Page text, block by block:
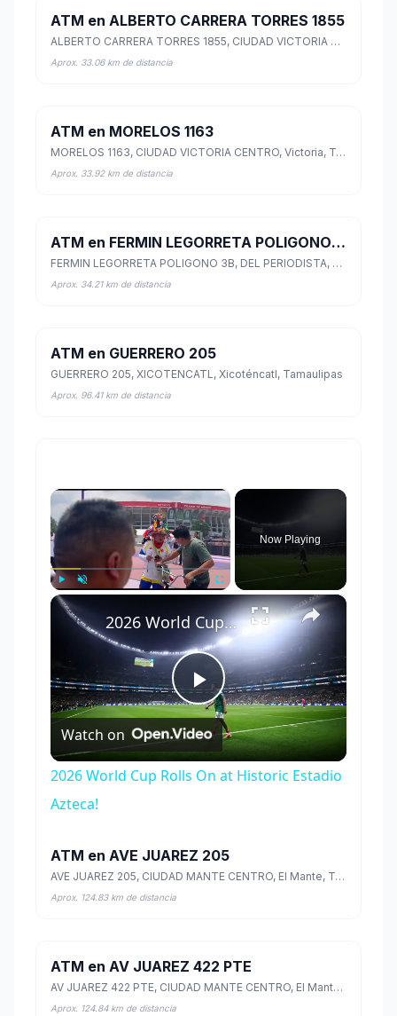
ATM en ALBERTO CARRERA TORRES 1855
ALBERTO CARRERA TORRES 1855, CIUDAD VICTORIA CENTRO, Victoria, Tamaulipas
Aprox. 33.06 km de distancia
ATM en MORELOS 1163
MORELOS 1163, CIUDAD VICTORIA CENTRO, Victoria, Tamaulipas
Aprox. 33.92 km de distancia
ATM en FERMIN LEGORRETA POLIGONO 3B
FERMIN LEGORRETA POLIGONO 3B, DEL PERIODISTA, Victoria, Tamaulipas
Aprox. 34.21 km de distancia
ATM en GUERRERO 205
GUERRERO 205, XICOTENCATL, Xicoténcatl, Tamaulipas
Aprox. 96.41 km de distancia
×
Play Fullscreen
Now Playing
×
Play
Video
2026 World Cup Rolls On at Historic Estadio Azteca!
Watch on
2026 World Cup Rolls On at Historic Estadio
Azteca!
ATM en AVE JUAREZ 205
AVE JUAREZ 205, CIUDAD MANTE CENTRO, El Mante, Tamaulipas
Aprox. 124.83 km de distancia
ATM en AV JUAREZ 422 PTE
AV JUAREZ 422 PTE, CIUDAD MANTE CENTRO, El Mante, Tamaulipas
Aprox. 124.84 km de distancia